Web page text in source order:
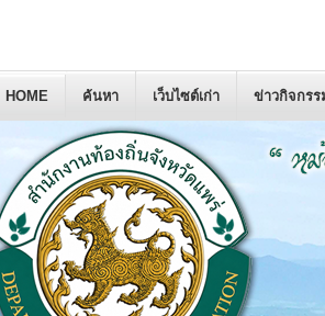
HOME ค้นหา เว็บไซต์เก่า ข่าวกิจกรร